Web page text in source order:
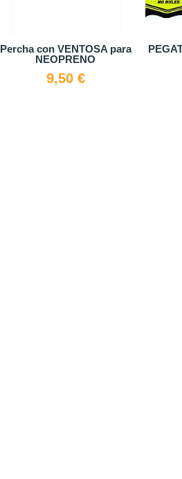
Percha con VENTOSA para
NEOPRENO
9,50 €